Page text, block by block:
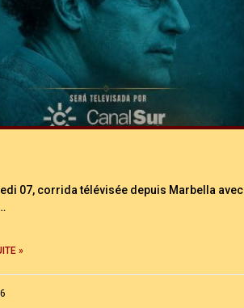
07, corrida télévisée depuis Marbella avec
»